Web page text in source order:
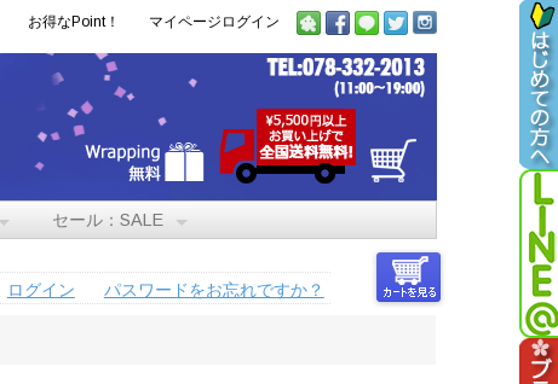
お得なPoint！ マイページログイン
セール：SALE
ログイン パスワードをお忘れですか？